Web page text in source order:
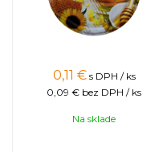
0,11 € s DPH / ks
0,09 € bez DPH / ks
Na sklade